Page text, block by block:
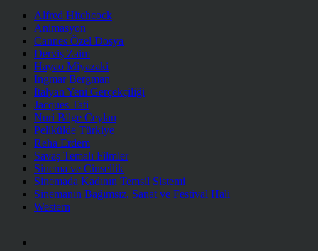
Alfred Hitchcock
Animasyon
Cannes Özel Dosya
Derviş Zaim
Hayao Miyazaki
Ingmar Bergman
İtalyan Yeni Gerçekçiliği
Jacques Tati
Nuri Bilge Ceylan
Pelikülde Türkiye
Reha Erdem
Savaş Temalı Filmler
Sinema ve Cinsellik
Sinemada Kadının Temsil Sistemi
Sinemanın Bağımsız, Sanat ve Festival Hali
Western